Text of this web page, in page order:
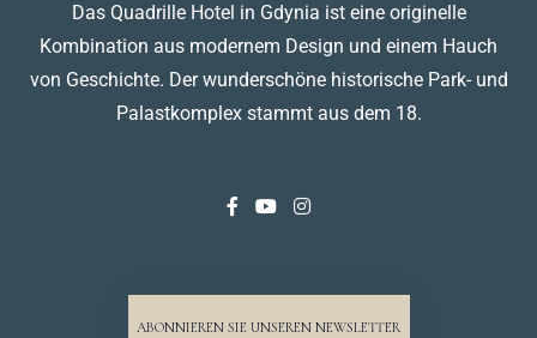
Das Quadrille Hotel in Gdynia ist eine originelle
Kombination aus modernem Design und einem Hauch
von Geschichte. Der wunderschöne historische Park- und
Palastkomplex stammt aus dem 18.
ABONNIEREN SIE UNSEREN NEWSLETTER